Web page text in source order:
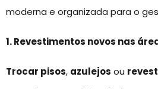
moderna e organizada para o
1. Revestimentos novos nas
Trocar pisos, azulejos ou